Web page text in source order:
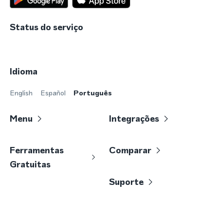
Status do serviço
Idioma
English Español Português
Menu Integrações
Ferramentas
Gratuitas
Comparar
Suporte